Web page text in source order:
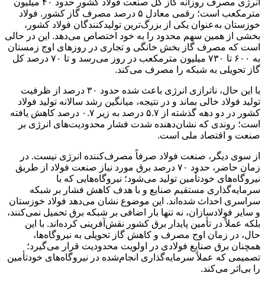
مترمکعب است؛ رقمی معادل ۵ درصد مصرف گاز کشور. فولاد
خوزستان به‌عنوان یکی از بزرگ‌ترین تولیدکنندگان فولاد کشور،
بخشی از همین سهم محدود را به خود اختصاص می‌دهد. این در حالی
است که مصرف گاز بخش خانگی و تجاری در روزهای اوج زمستان
به ۶۰۰ تا ۷۳۰ میلیون مترمکعب در روز می‌رسد و تا ۷۰ درصد کل
گاز تحویلی به شبکه را مصرف می‌کند.
با این حال، ناترازی انرژی باعث شده حدود ۳۰ درصد از ظرفیت
تولید فولاد خالی بماند و در نتیجه، میانگین رشد سالانه تولید فولاد
کشور در دو دهه گذشته از ۵.۷ درصد به زیر ۰.۷ درصد کاهش یافته
است؛ روندی که نشان‌دهنده شدت فشار محدودیت‌های انرژی بر
صنعت و اقتصاد ملی است.
از سوی دیگر، صنعت فولاد صرفاً مصرف‌کننده انرژی نیست. در
زمان حاضر، حدود ۷۰ درصد برق مورد نیاز صنعت فولاد از طریق
نیروگاه‌های خودتأمین تولید می‌شود؛ نیروگاه‌هایی که با
سرمایه‌گذاری مستقیم صنایع و با هدف کاهش فشار بر شبکه
سراسری احداث شده‌اند. این موضوع نشان می‌دهد فولاد خوزستان
و سایر فولادسازان، نه‌ تنها بار اضافی بر شبکه برق تحمیل نمی‌کنند،
بلکه عملاً در تأمین پایدار برق کشور نقش‌آفرینی کرده‌اند. با این
حال، در زمان اوج مصرف و کاهش گاز تحویلی به نیروگاه‌ها،
همچنان برق صنایع فولادی در اولویت محدودیت قرار می‌گیرد؛
تصمیمی که عملاً سرمایه‌گذاری انجام‌شده در نیروگاه‌های خودتأمین
را بی‌اثر می‌کند.